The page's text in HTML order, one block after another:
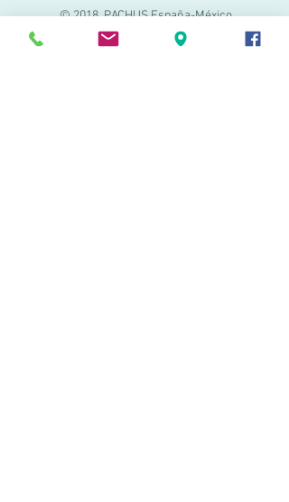
© 2018 PACHUS España-México
PACHUS VINARÒS